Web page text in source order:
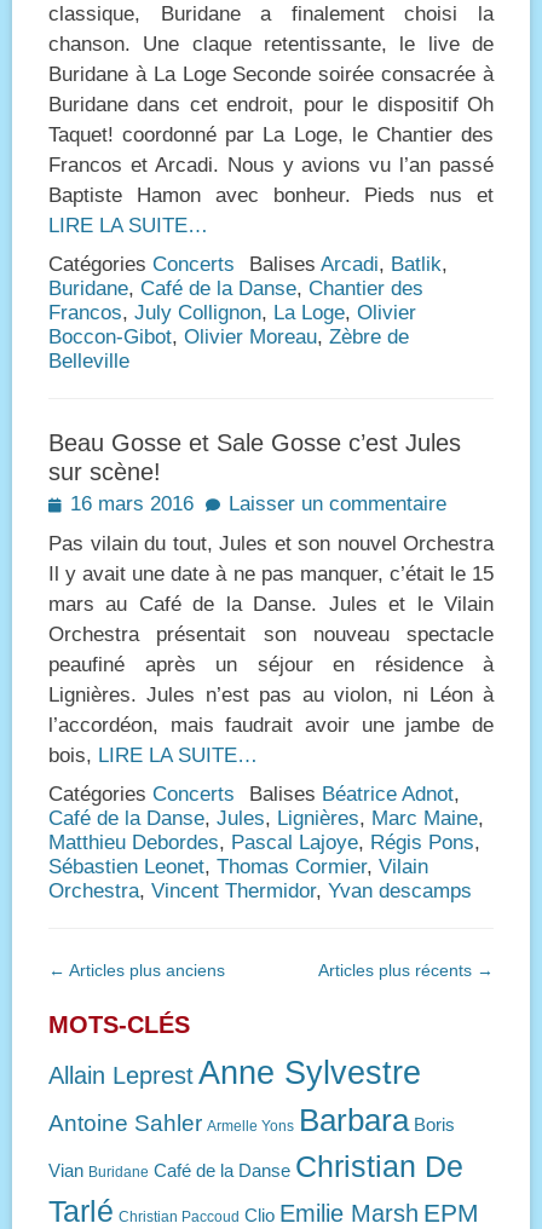
classique, Buridane a finalement choisi la
chanson. Une claque retentissante, le live de
Buridane à La Loge Seconde soirée consacrée à
Buridane dans cet endroit, pour le dispositif Oh
Taquet! coordonné par La Loge, le Chantier des
Francos et Arcadi. Nous y avions vu l’an passé
Baptiste Hamon avec bonheur. Pieds nus et
LIRE LA SUITE…
Catégories Concerts Balises Arcadi, Batlik,
Buridane, Café de la Danse, Chantier des
Francos, July Collignon, La Loge, Olivier
Boccon-Gibot, Olivier Moreau, Zèbre de
Belleville
Beau Gosse et Sale Gosse c’est Jules
sur scène!
Posted
16 mars 2016
Laisser un commentaire
Pas vilain du tout, Jules et son nouvel Orchestra
Il y avait une date à ne pas manquer, c’était le 15
mars au Café de la Danse. Jules et le Vilain
Orchestra présentait son nouveau spectacle
peaufiné après un séjour en résidence à
Lignières. Jules n’est pas au violon, ni Léon à
l’accordéon, mais faudrait avoir une jambe de
bois, LIRE LA SUITE…
Catégories Concerts Balises Béatrice Adnot,
Café de la Danse, Jules, Lignières, Marc Maine,
Matthieu Debordes, Pascal Lajoye, Régis Pons,
Sébastien Leonet, Thomas Cormier, Vilain
Orchestra, Vincent Thermidor, Yvan descamps
Navigation
articles
← Articles plus anciens Articles plus récents →
MOTS-CLÉS
Allain LeprestAnne Sylvestre
Antoine Sahler Armelle Yons Barbara Boris
Vian Buridane Café de la Danse Christian De
Tarlé Christian Paccoud Clio Emilie Marsh EPM